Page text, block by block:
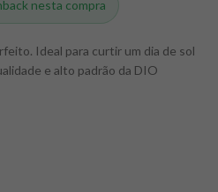
Ideal para curtir um dia de sol
e alto padrão da DIO